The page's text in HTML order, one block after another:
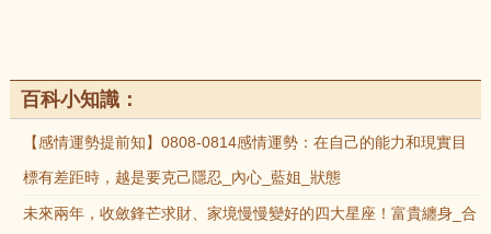
百科小知識：
【感情運勢提前知】0808-0814感情運勢：在自己的能力和現實目
標有差距時，越是要克己隱忍_內心_藍姐_狀態
未來兩年，收斂鋒芒求財、家境慢慢變好的四大星座！富貴纏身_合